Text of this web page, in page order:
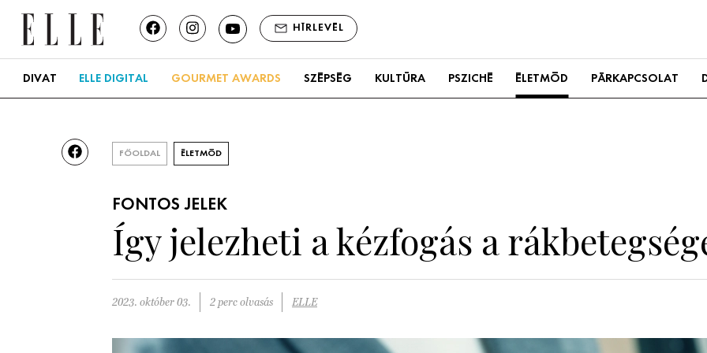
HÍRLEVÉL
DIVAT ELLE DIGITAL GOURMET AWARDS SZÉPSÉG KULTÚRA PSZICHÉ ÉLETMÓD PÁRKAPCSOLAT
FŐOLDAL ÉLETMÓD
FONTOS JELEK
Így jelezheti a kézfogás a
2023. október 03. 2 perc olvasás ELLE